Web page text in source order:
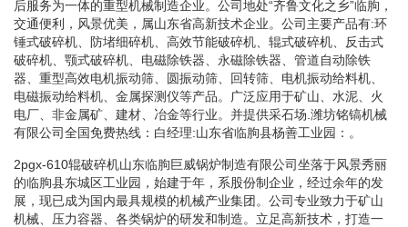
后服务为一体的重型机械制造企业。公司地处“齐鲁文化之乡”临朐，
交通便利，风景优美，属山东省高新技术企业。公司主要产品有:环
锤式破碎机、防堵细碎机、高效节能破碎机、辊式破碎机、反击式
破碎机、颚式破碎机、电磁除铁器、永磁除铁器、管道自动除铁
器、重型高效电机振动筛、圆振动筛、回转筛、电机振动给料机、
电磁振动给料机、金属探测仪等产品。广泛应用于矿山、水泥、火
电厂、非金属矿、建材、冶金等行业。并提供采石场.潍坊铭镐机械
有限公司全国免费热线：白经理:山东省临朐县杨善工业园：。
2pgx-610辊破碎机山东临朐巨威锅炉制造有限公司坐落于风景秀丽
的临朐县东城区工业园，始建于年，系股份制企业，经过余年的发
展，现已成为国内最具规模的机械产业集团。公司专业致力于矿山
机械、压力容器、各类锅炉的研发和制造。立足高新技术，打造一